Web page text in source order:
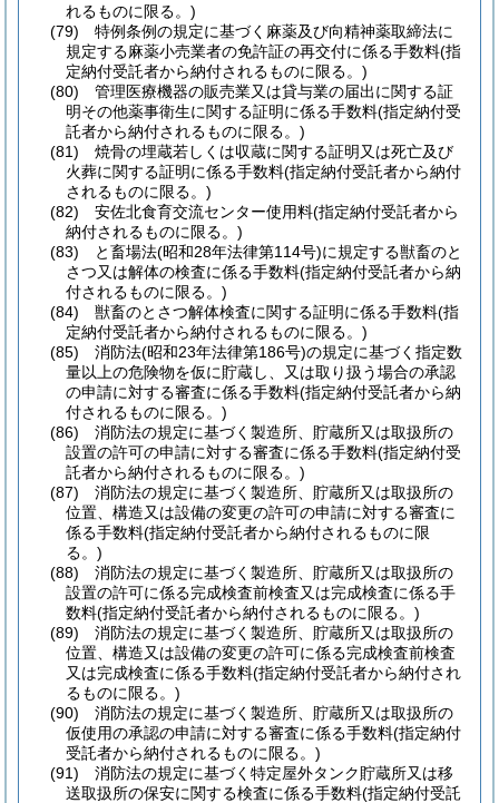
れるものに限る。)
(79)
特例条例の規定に基づく麻薬及び向精神薬取締法に
規定する麻薬小売業者の免許証の再交付に係る手数料(指
定納付受託者から納付されるものに限る。)
(80)
管理医療機器の販売業又は貸与業の届出に関する証
明その他薬事衛生に関する証明に係る手数料(指定納付受
託者から納付されるものに限る。)
(81)
焼骨の埋蔵若しくは収蔵に関する証明又は死亡及び
火葬に関する証明に係る手数料(指定納付受託者から納付
されるものに限る。)
(82)
安佐北食育交流センター使用料(指定納付受託者から
納付されるものに限る。)
(83)
と畜場法(昭和28年法律第114号)に規定する獣畜のと
さつ又は解体の検査に係る手数料(指定納付受託者から納
付されるものに限る。)
(84)
獣畜のとさつ解体検査に関する証明に係る手数料(指
定納付受託者から納付されるものに限る。)
(85)
消防法(昭和23年法律第186号)の規定に基づく指定数
量以上の危険物を仮に貯蔵し、又は取り扱う場合の承認
の申請に対する審査に係る手数料(指定納付受託者から納
付されるものに限る。)
(86)
消防法の規定に基づく製造所、貯蔵所又は取扱所の
設置の許可の申請に対する審査に係る手数料(指定納付受
託者から納付されるものに限る。)
(87)
消防法の規定に基づく製造所、貯蔵所又は取扱所の
位置、構造又は設備の変更の許可の申請に対する審査に
係る手数料(指定納付受託者から納付されるものに限
る。)
(88)
消防法の規定に基づく製造所、貯蔵所又は取扱所の
設置の許可に係る完成検査前検査又は完成検査に係る手
数料(指定納付受託者から納付されるものに限る。)
(89)
消防法の規定に基づく製造所、貯蔵所又は取扱所の
位置、構造又は設備の変更の許可に係る完成検査前検査
又は完成検査に係る手数料(指定納付受託者から納付され
るものに限る。)
(90)
消防法の規定に基づく製造所、貯蔵所又は取扱所の
仮使用の承認の申請に対する審査に係る手数料(指定納付
受託者から納付されるものに限る。)
(91)
消防法の規定に基づく特定屋外タンク貯蔵所又は移
送取扱所の保安に関する検査に係る手数料(指定納付受託